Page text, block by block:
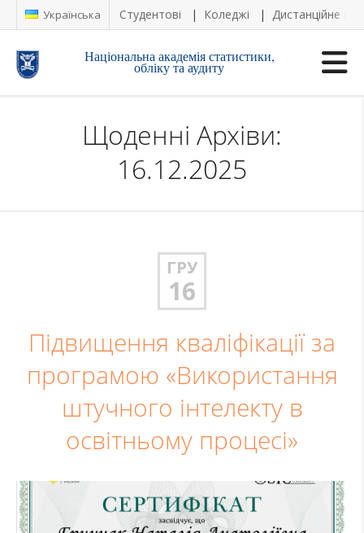
Українська Студентові Коледжі Дистанційне
Національна академія статистики,
обліку та аудиту
Щоденні Архіви:
16.12.2025
ГРУ
16
Підвищення кваліфікації за
програмою «Використання
штучного інтелекту в
освітньому процесі»